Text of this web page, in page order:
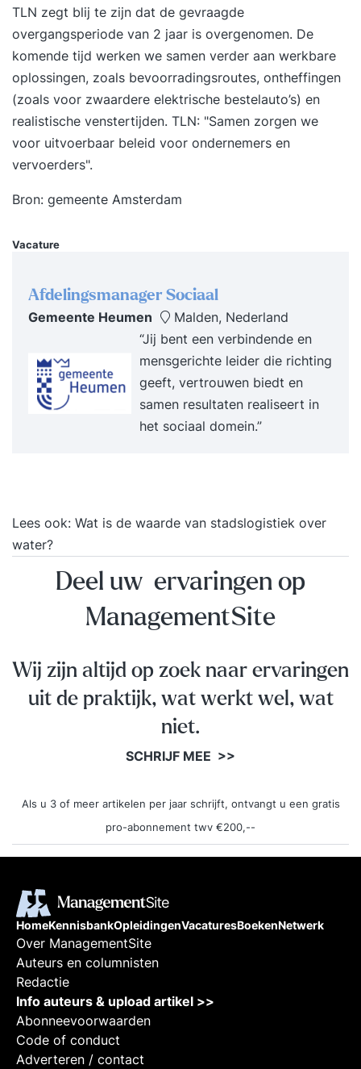
opgefrist, waardoor je met hernieuwde inspiratie
verhalen produceert. Resultaten workshop
storytelling: Weten wat storytelling is en wat de
functie van een verhaal is. Een verhaal goed
voorbereiden zodat je weet wat je vertelt en
waarom. Inzicht in hoe je met authenticiteit
verbindt door waarden erin te verwerken. Leren
hoe je met storytellingtechnieken bewust emotie
spannender te maken (storytellingtechnieken).
handen, voeten en ziel geven. Je verhaal
meer impact maakt. Interesse? Schrijf je meteen
in als er nog plek is. Anderen over eerdere
workshops: 'Inspirerend! Handvatten voor
structuur en feedback over waar verhalen
scherper kunnen.' (M. van den Hoek,
zelfstandig trainer Leiderschap). Cijfer: 9 'Ik vond
de training inspirerend en zeer waardevol.
Amsterdam bracht mij naar het gevoel, wat
belangrijk is voor mij. Structuur aanbrengen en
oefeningen hielpen goed.' (M. Kolf, Zelfstandig
TLN zegt blij te zijn dat de gevraagde
overgangsperiode van 2 jaar is overgenomen. De
komende tijd werken we samen verder aan werkbare
oplossingen, zoals bevoorradingsroutes, ontheffingen
(zoals voor zwaardere elektrische bestelauto’s) en
realistische venstertijden. TLN: "Samen zorgen we
voor uitvoerbaar beleid voor ondernemers en
vervoerders".
Bron: gemeente Amsterdam
Vacature
Afdelingsmanager Sociaal
Gemeente Heumen
Malden, Nederland
“Jij bent een verbindende en
mensgerichte leider die richting
geeft, vertrouwen biedt en
samen resultaten realiseert in
het sociaal domein.”
Lees ook: Wat is de waarde van stadslogistiek over
water?
Deel uw ervaringen op
ManagementSite
Wij zijn altijd op zoek naar ervaringen
uit de praktijk, wat werkt wel, wat
niet.
SCHRIJF MEE >>
Als u 3 of meer artikelen per jaar schrijft, ontvangt u een gratis
pro-abonnement twv €200,--
HomeKennisbankOpleidingenVacaturesBoekenNetwerk
Over ManagementSite
Auteurs en columnisten
Redactie
Info auteurs & upload artikel >>
Abonneevoorwaarden
Code of conduct
Adverteren / contact